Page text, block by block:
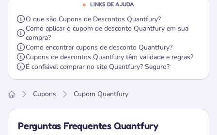
LINKS DE AJUDA
O que são Cupons de Descontos Quantfury?
Como aplicar o cupom de desconto Quantfury em sua
compra?
Como encontrar cupons de desconto Quantfury?
Cupons de descontos Quantfury têm validade e regras?
É confiável comprar no site Quantfury? Seguro?
Cupons Cupom Quantfury
Perguntas Frequentes Quantfury